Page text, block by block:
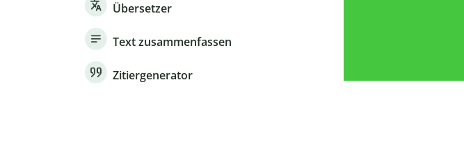
Übersetzer
Text zusammenfassen
Zitiergenerator